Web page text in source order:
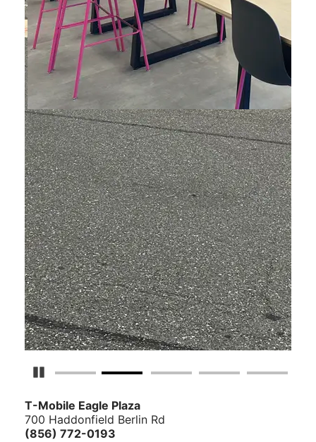
Detener carrusel
T-Mobile Eagle Plaza
700 Haddonfield Berlin Rd
(856) 772-0193